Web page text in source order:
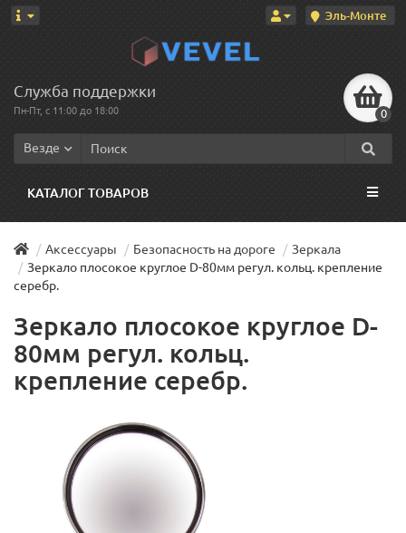
Эль-Монте
Служба поддержки
Пн-Пт, с 11:00 до 18:00 0
Везде
КАТАЛОГ ТОВАРОВ
Аксессуары Безопасность на дороге
Зеркала
Зеркало плосокое круглое D-80мм регул. кольц. крепление
серебр.
Зеркало плосокое круглое D-
80мм регул. кольц.
крепление серебр.